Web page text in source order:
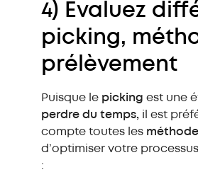
4) Évaluez
picking,
prélèvement
Puisque le picking est une
perdre du temps, il est
compte toutes les
d’optimiser votre
: